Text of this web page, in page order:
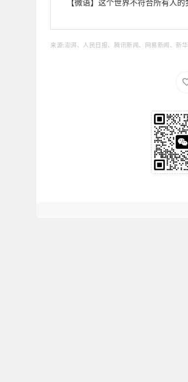
【微语】这个世界不符合所有人
来源:澎湃、人民日报、腾讯新闻、网易新闻、新